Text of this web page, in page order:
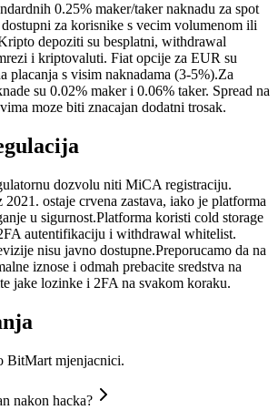
0.25% maker/taker naknadu za spot
za korisnike s vecim volumenom ili
depoziti su besplatni, withdrawal
i kriptovaluti. Fiat opcije za EUR su
placanja s visim naknadama (3-5%).Za
su 0.02% maker i 0.06% taker. Spread na
moze biti znacajan dodatni trosak.
dozvolu niti MiCA registraciju.
ostaje crvena zastava, iako je platforma
u sigurnost.Platforma koristi cold storage
autentifikaciju i withdrawal whitelist.
nisu javno dostupne.Preporucamo da na
iznose i odmah prebacite sredstva na
jake lozinke i 2FA na svakom koraku.
BitMart mjenjacnici.
nakon hacka?